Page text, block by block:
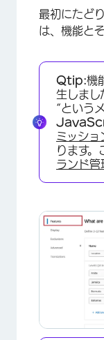
最初にたど
は、機能と
Qtip:機
生しまし
“という
ミッショ
ります。
ランド管